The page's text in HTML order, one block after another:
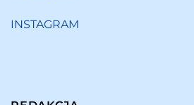
INSTAGRAM